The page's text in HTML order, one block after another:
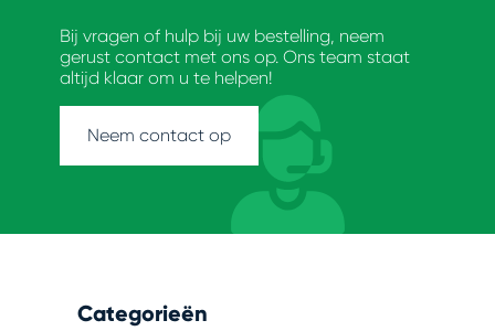
Bij vragen of hulp bij uw bestelling, neem
gerust contact met ons op. Ons team staat
altijd klaar om u te helpen!
Neem contact op
Categorieën